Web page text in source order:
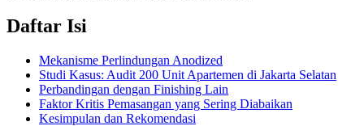
Daftar Isi
Mekanisme Perlindungan Anodized
Studi Kasus: Audit 200 Unit Apartemen di Jakarta Selatan
Perbandingan dengan Finishing Lain
Faktor Kritis Pemasangan yang Sering Diabaikan
Kesimpulan dan Rekomendasi